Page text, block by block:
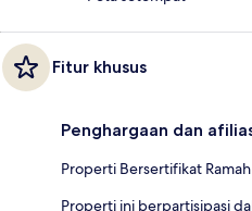
Fitur khusus
Penghargaan dan
Properti Bersertifikat
Properti ini berpartisipasi